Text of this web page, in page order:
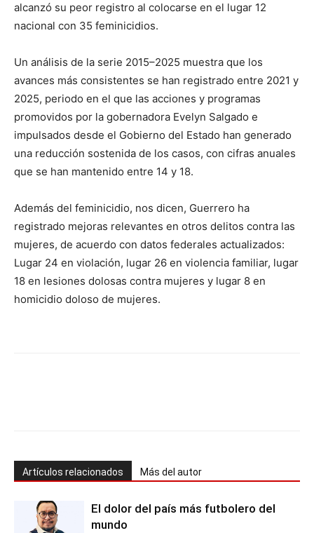
alcanzó su peor registro al colocarse en el lugar 12
nacional con 35 feminicidios.
Un análisis de la serie 2015–2025 muestra que los
avances más consistentes se han registrado entre 2021 y
2025, periodo en el que las acciones y programas
promovidos por la gobernadora Evelyn Salgado e
impulsados desde el Gobierno del Estado han generado
una reducción sostenida de los casos, con cifras anuales
que se han mantenido entre 14 y 18.
Además del feminicidio, nos dicen, Guerrero ha
registrado mejoras relevantes en otros delitos contra las
mujeres, de acuerdo con datos federales actualizados:
Lugar 24 en violación, lugar 26 en violencia familiar, lugar
18 en lesiones dolosas contra mujeres y lugar 8 en
homicidio doloso de mujeres.
Artículos relacionados Más del autor
El dolor del país más futbolero del
mundo